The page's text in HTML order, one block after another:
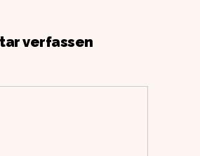
verfassen